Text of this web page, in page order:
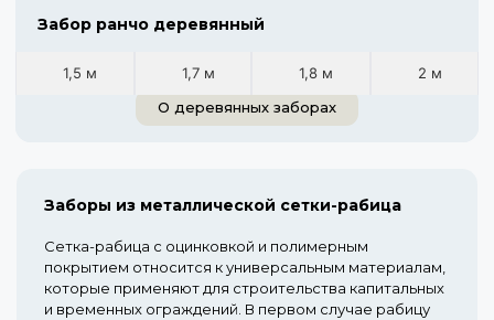
Забор ранчо деревянный
1,5 м 1,7 м 1,8 м
2 м
О деревянных заборах
Заборы из металлической сетки-рабица
Сетка-рабица с оцинковкой и полимерным
покрытием относится к универсальным материалам,
которые применяют для строительства капитальных
и временных ограждений. В первом случае рабицу